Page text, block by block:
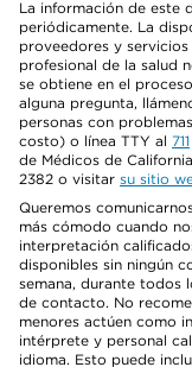
La información de este
periódicamente. La
proveedores y
profesional de la salud
se obtiene en el
alguna pregunta,
personas con
costo) o línea TTY al 711
de Médicos de
2382 o visitar su sitio
Queremos
más cómodo cuando
interpretación
disponibles sin ningún
semana, durante todos
de contacto. No
menores actúen como
intérprete y personal
idioma. Esto puede